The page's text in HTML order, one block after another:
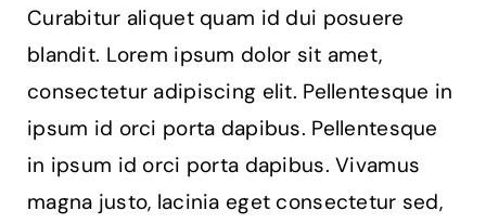
Curabitur aliquet quam id dui posuere
blandit. Lorem ipsum dolor sit amet,
consectetur adipiscing elit. Pellentesque in
ipsum id orci porta dapibus. Pellentesque
in ipsum id orci porta dapibus. Vivamus
magna justo, lacinia eget consectetur sed,